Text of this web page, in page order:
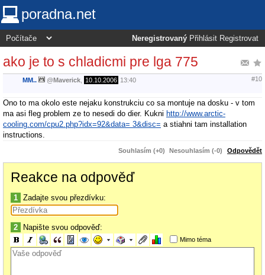
poradna.net
Neregistrovaný Přihlásit Registrovat
ako je to s chladicmi pre lga 775
MM.. @Maverick 10.10.2006 13:40 #10
Ono to ma okolo este nejaku konstrukciu co sa montuje na dosku - v tom
ma asi fleg problem ze to nesedi do dier. Kukni http://www.arctic-
cooling.com/cpu2.php?idx=92&data= 3&disc= a stiahni tam installation
instructions.
Souhlasím (+0) Nesouhlasím (-0) Odpovědět
Reakce na odpověď
1 Zadajte svou přezdívku:
2 Napište svou odpověď:
Mimo téma